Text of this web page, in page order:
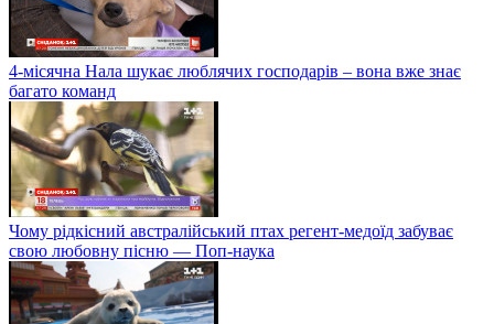
4-місячна Нала шукає люблячих господарів – вона вже знає
багато команд
Чому рідкісний австралійський птах регент-медоїд забуває
свою любовну пісню — Поп-наука